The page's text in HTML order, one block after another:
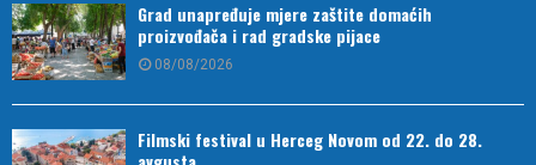
Grad unapređuje mjere zaštite domaćih
proizvođača i rad gradske pijace
08/08/2026
Filmski festival u Herceg Novom od 22. do 28.